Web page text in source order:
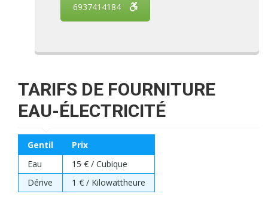
6937414184
TARIFS DE FOURNITURE
EAU-ÉLECTRICITÉ
Gentil
Prix
Eau
15 € / Cubique
Dérive
1 € / Kilowattheure